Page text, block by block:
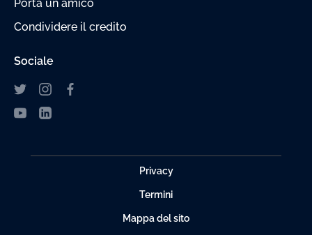
Porta un amico
Condividere il credito
Sociale
Privacy
Termini
Mappa del sito